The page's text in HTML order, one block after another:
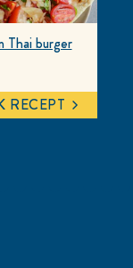
Thai burger
RECEPT